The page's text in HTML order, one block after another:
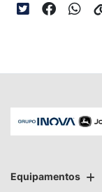
Equipamentos